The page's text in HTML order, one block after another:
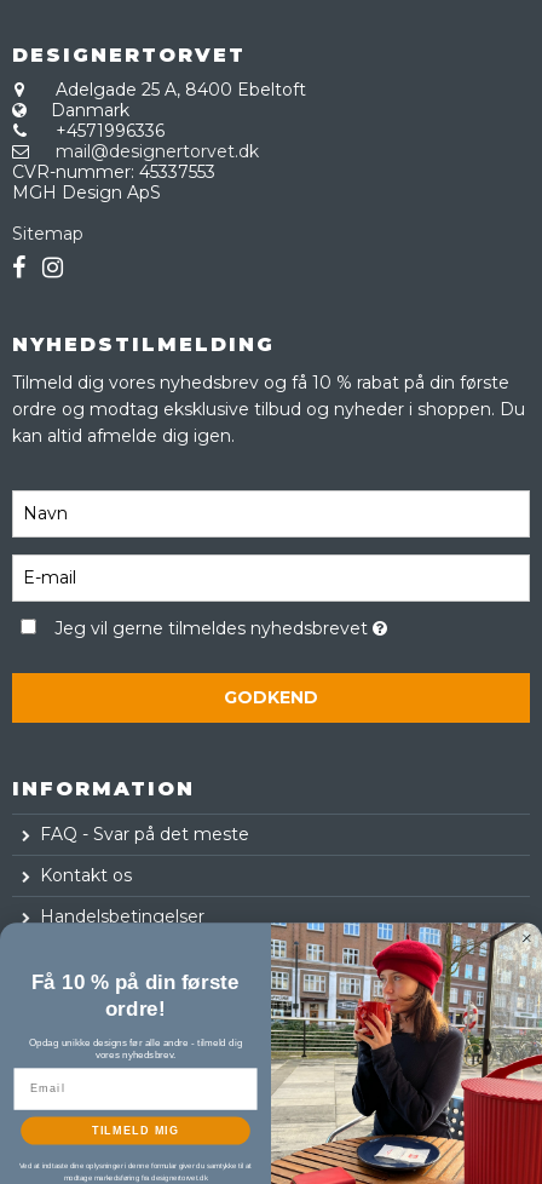
DESIGNERTORVET
Adelgade 25 A, 8400 Ebeltoft
Danmark
+4571996336
mail@designertorvet.dk
CVR-nummer: 45337553
MGH Design ApS
Sitemap
NYHEDSTILMELDING
Tilmeld dig vores nyhedsbrev og få 10 % rabat på din første
ordre og modtag eksklusive tilbud og nyheder i shoppen. Du
kan altid afmelde dig igen.
Jeg vil gerne tilmeldes nyhedsbrevet
GODKEND
INFORMATION
FAQ - Svar på det meste
Kontakt os
Handelsbetingelser
Log ind
Få 10 % på din første
ordre!
Opdag unikke designs før alle andre - tilmeld dig
vores nyhedsbrev.
TILMELD MIG
Ved at indtaste dine oplysninger i denne formular giver du samtykke til at
modtage markedsføring fra designertorvet.dk